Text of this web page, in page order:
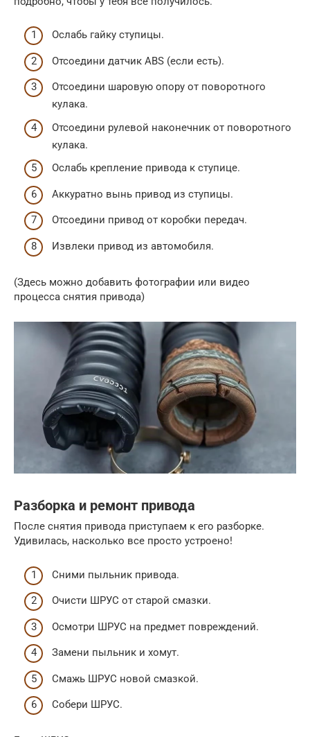
Ослабь гайку ступицы.
Отсоедини датчик ABS (если есть).
Отсоедини шаровую опору от поворотного
кулака.
Отсоедини рулевой наконечник от поворотного
кулака.
Ослабь крепление привода к ступице.
Аккуратно вынь привод из ступицы.
Отсоедини привод от коробки передач.
Извлеки привод из автомобиля.
(Здесь можно добавить фотографии или видео
процесса снятия привода)
Разборка и ремонт привода
После снятия привода приступаем к его разборке.
Удивилась, насколько все просто устроено!
Сними пыльник привода.
Очисти ШРУС от старой смазки.
Осмотри ШРУС на предмет повреждений.
Замени пыльник и хомут.
Смажь ШРУС новой смазкой.
Собери ШРУС.